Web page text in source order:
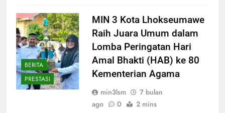
BERITA
PRESTASI
MIN 3 Kota Lhokseumawe
Raih Juara Umum dalam
Lomba Peringatan Hari
Amal Bhakti (HAB) ke 80
Kementerian Agama
min3lsm
7 bulan
ago
0 2 mins